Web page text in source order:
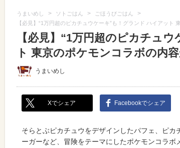
うまいめし > ソトごはん > ごほうびごはん >
【必見】“1万円超のピカチュウケーキ”も！グランド ハイアット
【必見】“1万円超のピカチュ
ト 東京のポケモンコラボの内
うまいめし
Xでシェア Facebookでシェア
そらとぶピカチュウをデザインしたパフェ、ピ
ーガーなど、冒険をテーマにしたポケモンコラ